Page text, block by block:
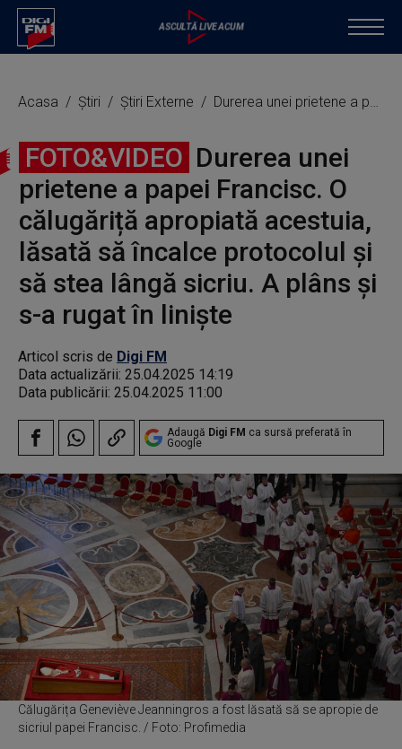
Acasa Știri Știri Externe Durerea unei prietene a papei Francisc. O călugăriță apropiată acestuia, lăsată să încalce protocolul și să stea lângă sicriu. A plâns și s-a rugat în liniște
FOTO&VIDEO Durerea unei
prietene a papei Francisc. O
călugăriță apropiată acestuia,
lăsată să încalce protocolul și
să stea lângă sicriu. A plâns și
s-a rugat în liniște
Articol scris de Digi FM
Data actualizării: 25.04.2025 14:19
Data publicării: 25.04.2025 11:00
Adaugă Digi FM ca sursă preferată în
Google
Călugărița Geneviève Jeanningros a fost lăsată să se apropie de
sicriul papei Francisc. / Foto: Profimedia